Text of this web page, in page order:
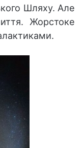
Шляху. Але
Жорстоке